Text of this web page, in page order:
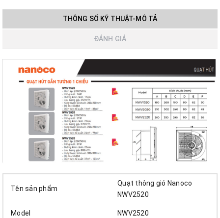
THÔNG SỐ KỸ THUẬT-MÔ TẢ
ĐÁNH GIÁ
Tên sản phẩm
Quạt thông gió Nanoco
NWV2520
Model NWV2520